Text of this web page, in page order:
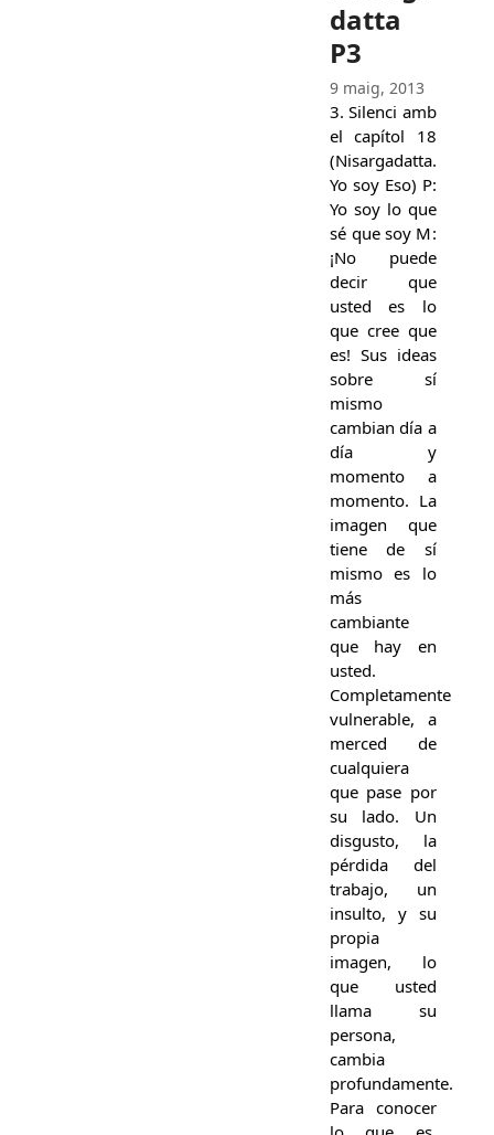
datta
P3
9 maig, 2013
3. Silenci amb
el capítol 18
(Nisargadatta.
Yo soy Eso) P:
Yo soy lo que
sé que soy M:
¡No puede
decir que
usted es lo
que cree que
es! Sus ideas
sobre sí
mismo
cambian día a
día y
momento a
momento. La
imagen que
tiene de sí
mismo es lo
más
cambiante
que hay en
usted.
Completamente
vulnerable, a
merced de
cualquiera
que pase por
su lado. Un
disgusto, la
pérdida del
trabajo, un
insulto, y su
propia
imagen, lo
que usted
llama su
persona,
cambia
profundamente.
Para conocer